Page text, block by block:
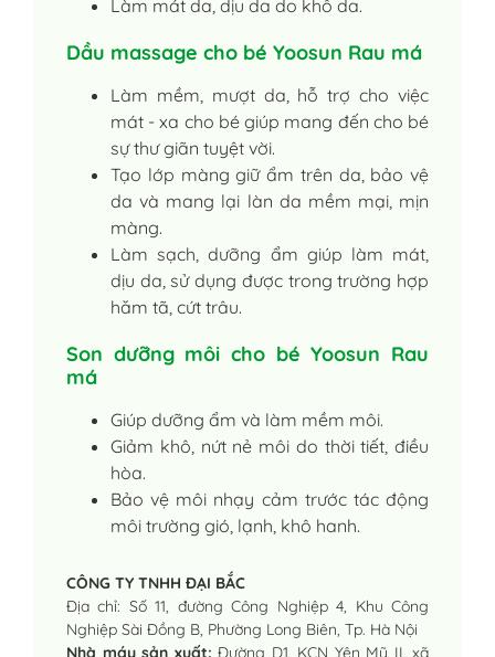
Làm mát da, dịu da do khô da.
Dầu massage cho bé Yoosun Rau má
Làm mềm, mượt da, hỗ trợ cho việc
mát - xa cho bé giúp mang đến cho bé
sự thư giãn tuyệt vời.
Tạo lớp màng giữ ẩm trên da, bảo vệ
da và mang lại làn da mềm mại, mịn
màng.
Làm sạch, dưỡng ẩm giúp làm mát,
dịu da, sử dụng được trong trường hợp
hăm tã, cứt trâu.
Son dưỡng môi cho bé Yoosun Rau
má
Giúp dưỡng ẩm và làm mềm môi.
Giảm khô, nứt nẻ môi do thời tiết, điều
hòa.
Bảo vệ môi nhạy cảm trước tác động
môi trường gió, lạnh, khô hanh.
CÔNG TY TNHH ĐẠI BẮC
Địa chỉ: Số 11, đường Công Nghiệp 4, Khu Công
Nghiệp Sài Đồng B, Phường Long Biên, Tp. Hà Nội
Nhà máy sản xuất: Đường D1, KCN Yên Mỹ II, xã